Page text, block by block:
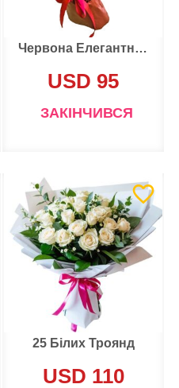
Червона Елегантність
USD 95
ЗАКІНЧИВСЯ
25 Білих Троянд
USD 110